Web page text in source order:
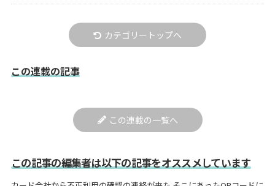
カテゴリートップへ
この連載の記事
この連載の一覧へ
この記事の編集者は以下の記事をオススメしています